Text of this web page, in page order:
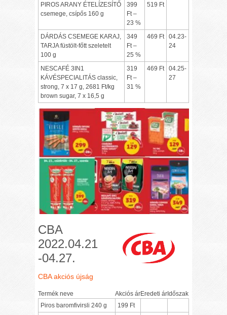
PIROS ARANY ÉTELÍZESÍTŐ
csemege, csípős 160 g
399
Ft –
23 %
519 Ft
DÁRDÁS CSEMEGE KARAJ,
TARJA füstölt-főtt szeletelt
100 g
349
Ft –
25 %
469 Ft
04.23-
24
NESCAFÉ 3IN1
KÁVÉSPECIALITÁS classic,
strong, 7 x 17 g, 2681 Ft/kg
brown sugar, 7 x 16,5 g
319
Ft –
31 %
469 Ft
04.25-
27
CBA
2022.04.21
-04.27.
CBA akciós újság
Termék neve Akciós árEredeti ár Időszak
Piros baromfivirsli 240 g
199 Ft